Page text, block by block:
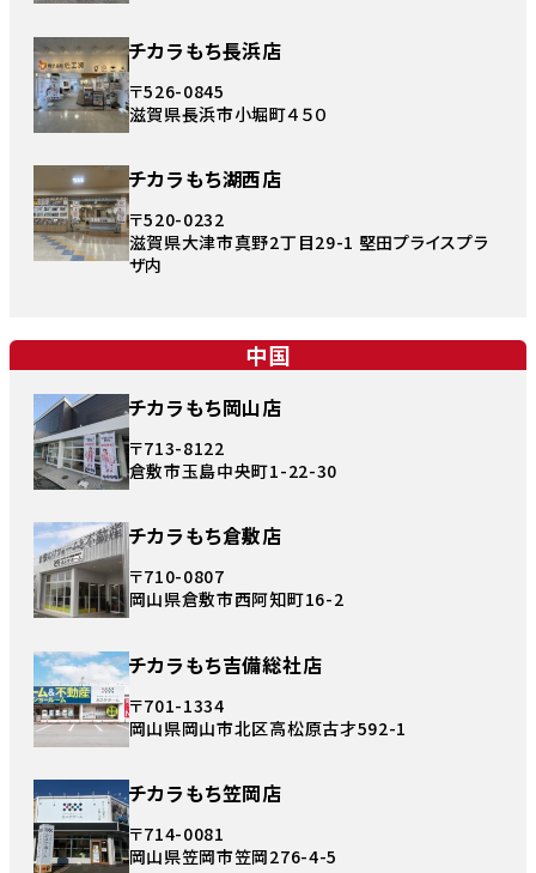
チカラもち長浜店
〒526-0845
滋賀県長浜市小堀町４５０
チカラもち湖西店
〒520-0232
滋賀県大津市真野2丁目29-1 堅田プライスプラ
ザ内
中国
チカラもち岡山店
〒713-8122
倉敷市玉島中央町1-22-30
チカラもち倉敷店
〒710-0807
岡山県倉敷市西阿知町16-2
チカラもち吉備総社店
〒701-1334
岡山県岡山市北区高松原古才592-1
チカラもち笠岡店
〒714-0081
岡山県笠岡市笠岡276-4-5